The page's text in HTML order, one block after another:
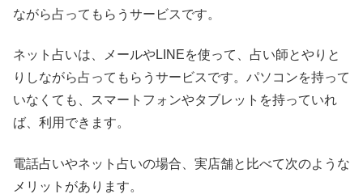
ながら占ってもらうサービスです。
ネット占いは、メールやLINEを使って、占い師とやりと
りしながら占ってもらうサービスです。パソコンを持って
いなくても、スマートフォンやタブレットを持っていれ
ば、利用できます。
電話占いやネット占いの場合、実店舗と比べて次のような
メリットがあります。